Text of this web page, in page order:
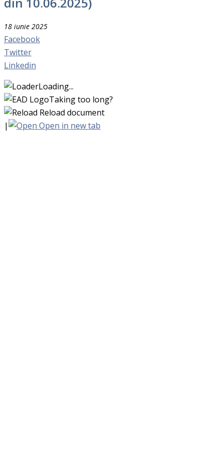
18 iunie 2025
Facebook
Twitter
Linkedin
Loading...
Taking too long?
Reload document
|
Open in new tab